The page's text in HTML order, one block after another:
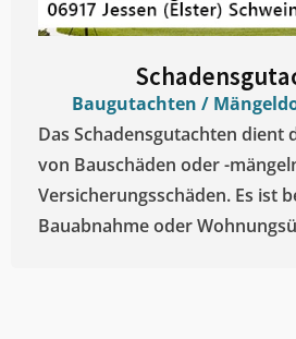
Baugutachten /
Das Schadensgutachten dient
von Bauschäden oder -
Versicherungsschäden. Es ist
Bauabnahme oder